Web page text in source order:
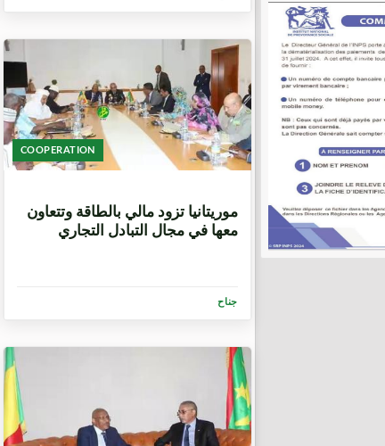
COOPERATION
موريتانيا تزود مالي بالطاقة وتتعاون
معها في مجال التبادل التجاري
جناح